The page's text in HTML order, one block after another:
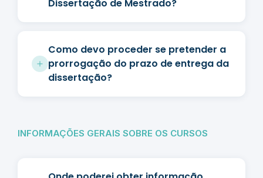
Dissertação de Mestrado?
Como devo proceder se pretender a
prorrogação do prazo de entrega da
dissertação?
INFORMAÇÕES GERAIS SOBRE OS CURSOS